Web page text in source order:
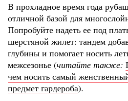
В прохладное время года
отличной базой для
Попробуйте надеть ее под
шерстяной жилет: тандем
глубины и помогает носить
межсезонье (читайте также:
чем носить самый
предмет гардероба).